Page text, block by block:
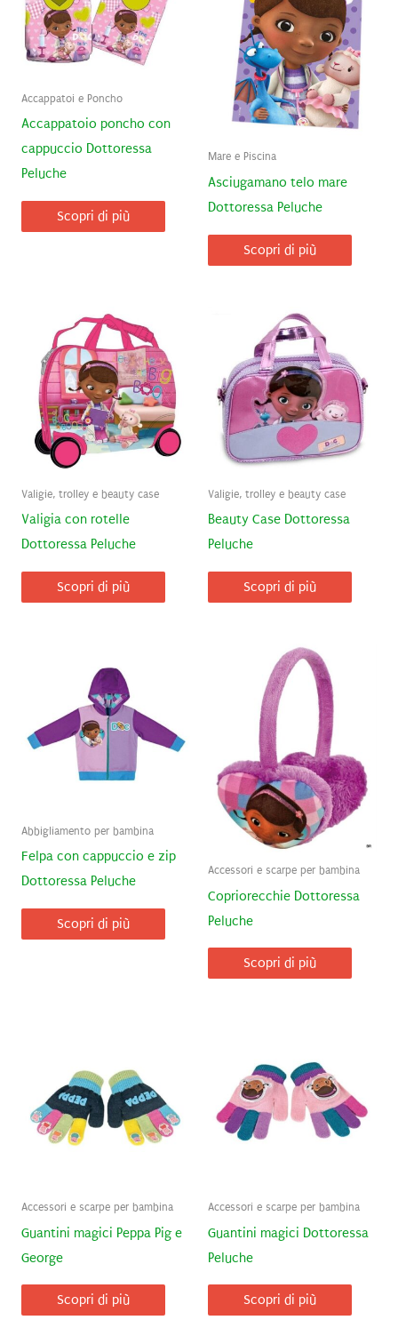
Accappatoi e Poncho
Accappatoio poncho con
cappuccio Dottoressa
Peluche
Scopri di più
Mare e Piscina
Asciugamano telo mare
Dottoressa Peluche
Scopri di più
Valigie, trolley e beauty case
Valigia con rotelle
Dottoressa Peluche
Scopri di più
Valigie, trolley e beauty case
Beauty Case Dottoressa
Peluche
Scopri di più
Abbigliamento per bambina
Felpa con cappuccio e zip
Dottoressa Peluche
Scopri di più
Accessori e scarpe per bambina
Copriorecchie Dottoressa
Peluche
Scopri di più
Accessori e scarpe per bambina
Guantini magici Peppa Pig e
George
Scopri di più
Accessori e scarpe per bambina
Guantini magici Dottoressa
Peluche
Scopri di più